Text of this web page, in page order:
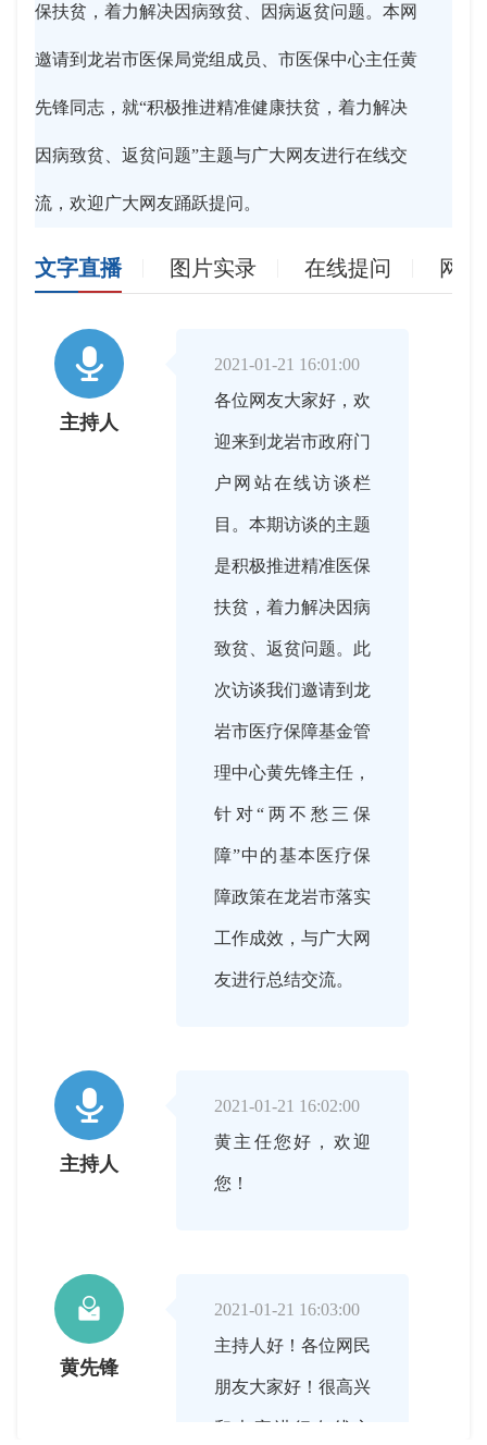
保扶贫，着力解决因病致贫、因病返贫问题。本网
邀请到龙岩市医保局党组成员、市医保中心主任黄
先锋同志，就“积极推进精准健康扶贫，着力解决
因病致贫、返贫问题”主题与广大网友进行在线交
流，欢迎广大网友踊跃提问。
文字直播 图片实录 在线提问 网

主持人
2021-01-21 16:01:00
各位网友大家好，欢
迎来到龙岩市政府门
户网站在线访谈栏
目。本期访谈的主题
是积极推进精准医保
扶贫，着力解决因病
致贫、返贫问题。此
次访谈我们邀请到龙
岩市医疗保障基金管
理中心黄先锋主任，
针对“两不愁三保
障”中的基本医疗保
障政策在龙岩市落实
工作成效，与广大网
友进行总结交流。

主持人
2021-01-21 16:02:00
黄主任您好，欢迎
您！

黄先锋
2021-01-21 16:03:00
主持人好！各位网民
朋友大家好！很高兴
和大家进行在线交